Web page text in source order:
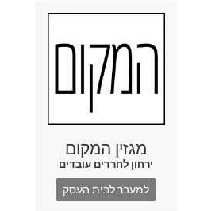
מגזין המקום
ירחון לחרדים עובדים
למעבר לבית העסק